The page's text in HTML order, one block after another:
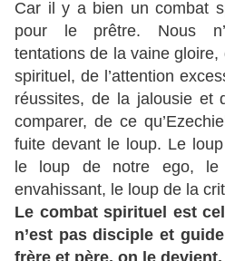
Car il y a bien un combat
pour le prêtre. Nous
tentations de la vaine
spirituel, de l’attention
réussites, de la jalousie et
comparer, de ce
fuite devant le loup. Le
le loup de notre ego, le
envahissant, le loup de la
Le combat spirituel est
n’est pas disciple et